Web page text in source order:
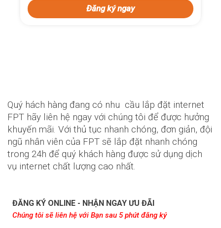
Đăng ký ngay
Quý hách hàng đang có nhu cầu lắp đặt internet
FPT hãy liên hệ ngay với chúng tôi để được hưởng
khuyến mãi. Với thủ tục nhanh chóng, đơn giản, đội
ngũ nhân viên của FPT sẽ lắp đặt nhanh chóng
trong 24h để quý khách hàng được sử dụng dịch
vụ internet chất lượng cao nhất.
ĐĂNG KÝ ONLINE - NHẬN NGAY ƯU ĐÃI
Chúng tôi sẽ liên hệ với Bạn sau 5 phút đăng ký